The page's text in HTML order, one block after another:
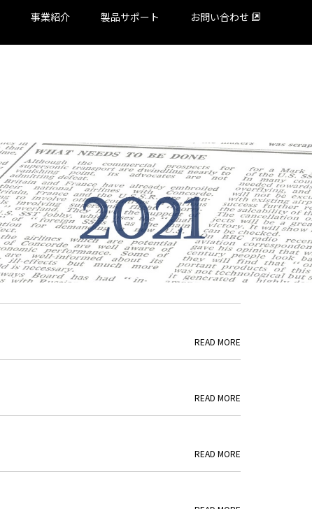
事業紹介 製品サポート お問い合わせ
READ MORE
READ MORE
READ MORE